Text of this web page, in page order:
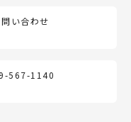
い合わせ
567-1140